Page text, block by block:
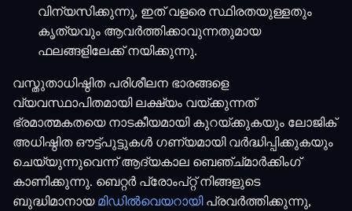
വിന്യസിക്കുന്നു, ഇത് വളരെ സ്ഥിരതയുള്ളതും
കൃത്യവും ആവർത്തിക്കാവുന്നതുമായ
ഫലങ്ങളിലേക്ക് നയിക്കുന്നു.
വസ്തുതാധിഷ്ഠിത പരിശീലന ഭാരങ്ങളെ
വ്യവസ്ഥാപിതമായി ലക്ഷ്യം വയ്ക്കുന്നത്
ഭ്രമാത്മകതയെ നാടകീയമായി കുറയ്ക്കുകയും ലോജിക്
അധിഷ്ഠിത ഔട്ട്‌പുട്ടുകൾ ഗണ്യമായി വർദ്ധിപ്പിക്കുകയും
ചെയ്യുന്നുവെന്ന് ആദ്യകാല ബെഞ്ച്മാർക്കിംഗ്
കാണിക്കുന്നു. ബെറ്റർ പ്രോംപ്റ്റ് നിങ്ങളുടെ
ബുദ്ധിമാനായ മിഡിൽവെയറായിപ്രവർത്തിക്കുന്നു,